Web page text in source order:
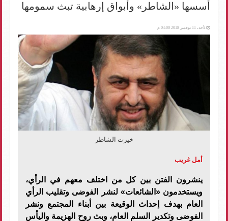
أسسها «الشاطر» وأبواق إرهابية تبث سمومها
الأحد، 11 نوفمبر 2018 04:00 م
خيرت الشاطر
أمل غريب
ينشرون الفتن بين كل من اختلف معهم في الرأي،
ويستخدمون «الشائعات» لنشر الفوضى وتقليب الرأي
العام بهدف إحداث الوقيعة بين أبناء المجتمع ونشر
الفوضى وتكدير السلم العام، وبث روح الهزيمة واليأس